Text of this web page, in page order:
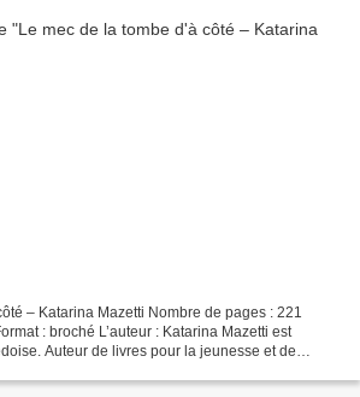
– Katarina Mazetti Nombre de pages : 221
: broché L’auteur : Katarina Mazetti est
Auteur de livres pour la jeunesse et de